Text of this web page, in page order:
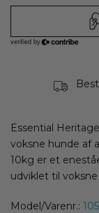
Essential
voksne hunde af
10kg er et
udviklet til voksne
Model/Varenr.: